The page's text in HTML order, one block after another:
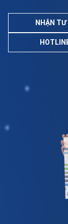
NHẬN